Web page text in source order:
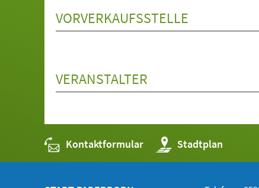
VORVERKAUFSSTELLE
VERANSTALTER
Kontaktformular Stadtplan
(Öffnet
in
einem